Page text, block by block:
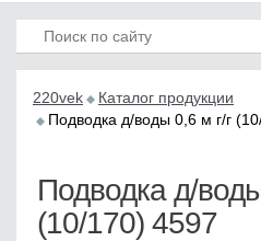
220vek
Каталог продукции
Подводка д/воды 0,6 м г/г
Подводка д/
(10/170) 4597